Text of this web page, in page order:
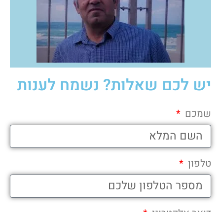
יש לכם שאלות? נשמח לענות
שמכם
טלפון